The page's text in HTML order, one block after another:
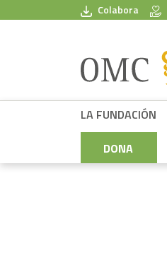
Pasar al contenido principal
Colabora
LA FUNDACIÓN
DONA